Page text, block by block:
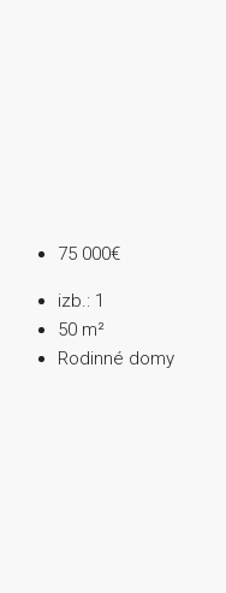
75 000€
izb.: 1
50 m²
Rodinné domy